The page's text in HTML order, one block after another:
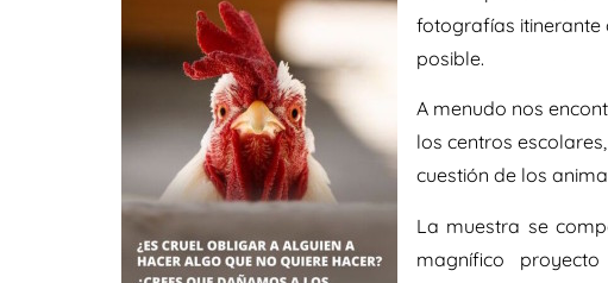
fotografías itinerante
posible.
A menudo nos
los centros
cuestión de los
La muestra se
magnífico